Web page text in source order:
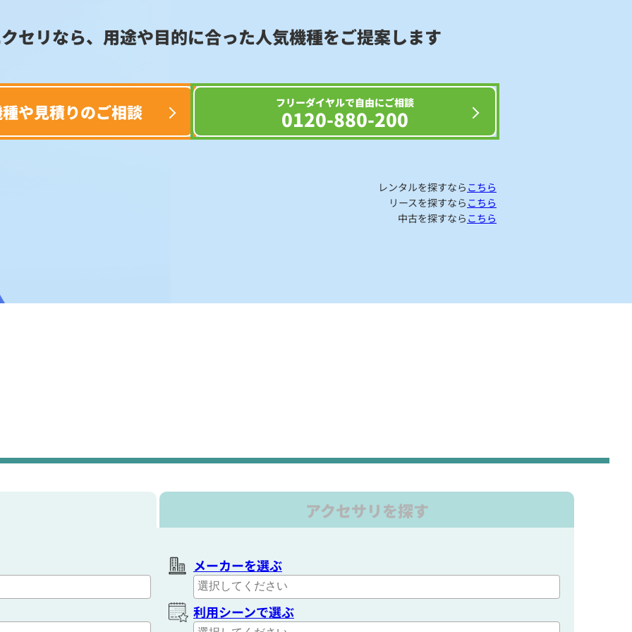
セリなら、用途や目的に合った人気機種をご提案します
や見積りのご相談 フリーダイヤルで自由にご相談
0120-880-200
レンタルを探すなら こちら
リースを探すなら こちら
中古を探すなら こちら
アクセサリを探す
メーカーを選ぶ
利用シーンで選ぶ